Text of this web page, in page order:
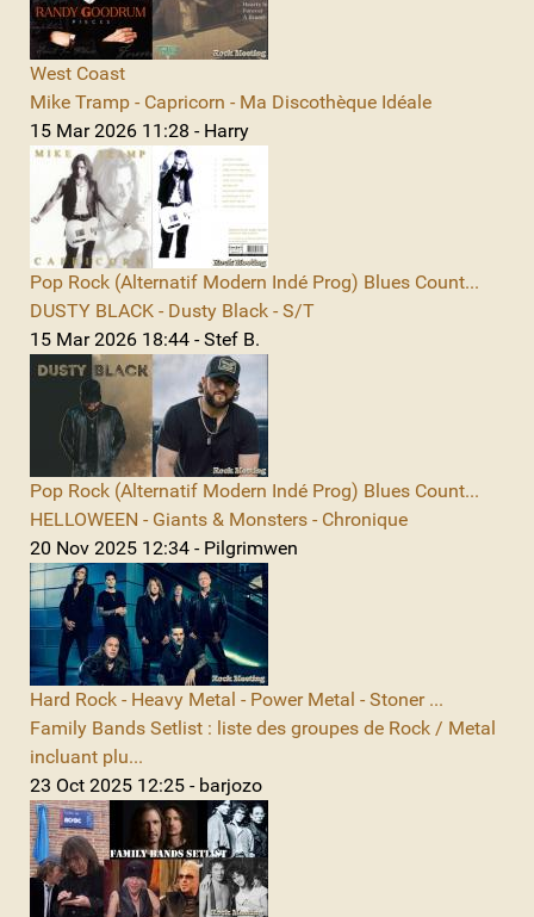
West Coast
Mike Tramp - Capricorn - Ma Discothèque Idéale
15 Mar 2026 11:28 - Harry
Pop Rock (Alternatif Modern Indé Prog) Blues Count...
DUSTY BLACK - Dusty Black - S/T
15 Mar 2026 18:44 - Stef B.
Pop Rock (Alternatif Modern Indé Prog) Blues Count...
HELLOWEEN - Giants & Monsters - Chronique
20 Nov 2025 12:34 - Pilgrimwen
Hard Rock - Heavy Metal - Power Metal - Stoner ...
Family Bands Setlist : liste des groupes de Rock / Metal
incluant plu...
23 Oct 2025 12:25 - barjozo